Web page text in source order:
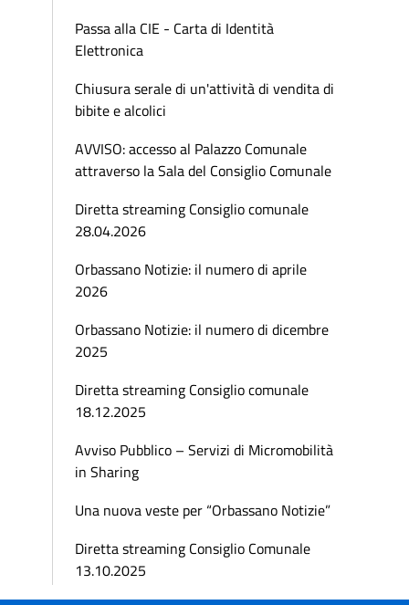
Passa alla CIE - Carta di Identità
Elettronica
Chiusura serale di un'attività di vendita di
bibite e alcolici
AVVISO: accesso al Palazzo Comunale
attraverso la Sala del Consiglio Comunale
Diretta streaming Consiglio comunale
28.04.2026
Orbassano Notizie: il numero di aprile
2026
Orbassano Notizie: il numero di dicembre
2025
Diretta streaming Consiglio comunale
18.12.2025
Avviso Pubblico – Servizi di Micromobilità
in Sharing
Una nuova veste per “Orbassano Notizie”
Diretta streaming Consiglio Comunale
13.10.2025